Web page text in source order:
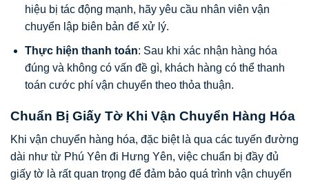
hiệu bị tác động mạnh, hãy yêu cầu nhân viên vận
chuyển lập biên bản để xử lý.
Thực hiện thanh toán: Sau khi xác nhận hàng hóa
đúng và không có vấn đề gì, khách hàng có thể thanh
toán cước phí vận chuyển theo thỏa thuận.
Chuẩn Bị Giấy Tờ Khi Vận Chuyển Hàng Hóa
Khi vận chuyển hàng hóa, đặc biệt là qua các tuyến đường
dài như từ Phú Yên đi Hưng Yên, việc chuẩn bị đầy đủ
giấy tờ là rất quan trọng để đảm bảo quá trình vận chuyển